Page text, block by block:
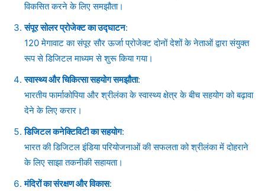
विकसित करने के लिए समझौता।
संपूर सोलर प्रोजेक्ट का उद्घाटन:
120 मेगावाट का संपूर सौर ऊर्जा प्रोजेक्ट दोनों देशों के नेताओं द्वारा संयुक्त
रूप से डिजिटल माध्यम से शुरू किया गया।
स्वास्थ्य और चिकित्सा सहयोग समझौता:
भारतीय फार्माकोपिया और श्रीलंका के स्वास्थ्य क्षेत्र के बीच सहयोग को बढ़ावा
देने के लिए करार।
डिजिटल कनेक्टिविटी का सहयोग:
भारत की डिजिटल इंडिया परियोजनाओं की सफलता को श्रीलंका में दोहराने
के लिए साझा तकनीकी सहायता।
मंदिरों का संरक्षण और विकास: